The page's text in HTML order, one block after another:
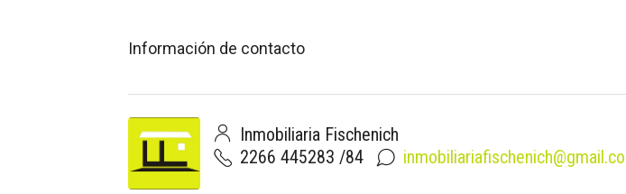
Información de contacto
Inmobiliaria Fischenich
2266 445283 /84